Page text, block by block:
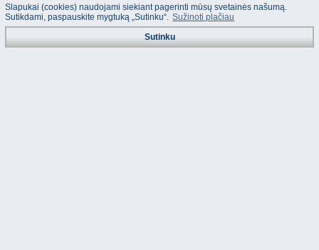
Slapukai (cookies) naudojami siekiant pagerinti mūsų svetainės našumą.
Sutikdami, paspauskite mygtuką „Sutinku“. Sužinoti plačiau
Sutinku